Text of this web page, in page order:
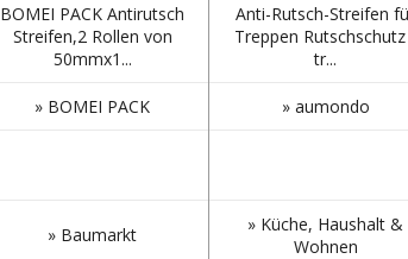
BOMEI PACK Antirutsch
Streifen,2 Rollen von
50mmx1...
Anti-Rutsch-Streifen
Treppen
tr...
» BOMEI PACK » aumondo
» Baumarkt
» Küche, Haushalt &
Wohnen